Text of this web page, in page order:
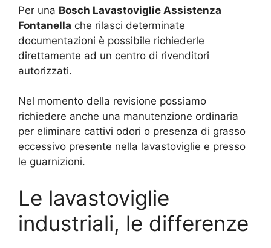
Per una Bosch Lavastoviglie Assistenza
Fontanella che rilasci determinate
documentazioni è possibile richiederle
direttamente ad un centro di rivenditori
autorizzati.
Nel momento della revisione possiamo
richiedere anche una manutenzione ordinaria
per eliminare cattivi odori o presenza di grasso
eccessivo presente nella lavastoviglie e presso
le guarnizioni.
Le lavastoviglie
industriali, le differenze